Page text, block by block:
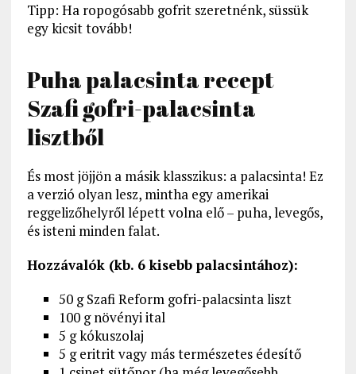
Tipp: Ha ropogósabb gofrit szeretnénk, süssük
egy kicsit tovább!
Puha palacsinta recept
Szafi gofri-palacsinta
lisztből
És most jöjjön a másik klasszikus: a palacsinta! Ez
a verzió olyan lesz, mintha egy amerikai
reggelizőhelyről lépett volna elő – puha, levegős,
és isteni minden falat.
Hozzávalók (kb. 6 kisebb palacsintához):
50 g Szafi Reform gofri-palacsinta liszt
100 g növényi ital
5 g kókuszolaj
5 g eritrit vagy más természetes édesítő